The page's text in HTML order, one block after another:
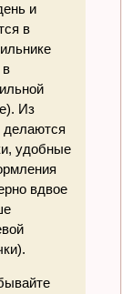
и
в
в
Из
делаются
удобные
вдвое